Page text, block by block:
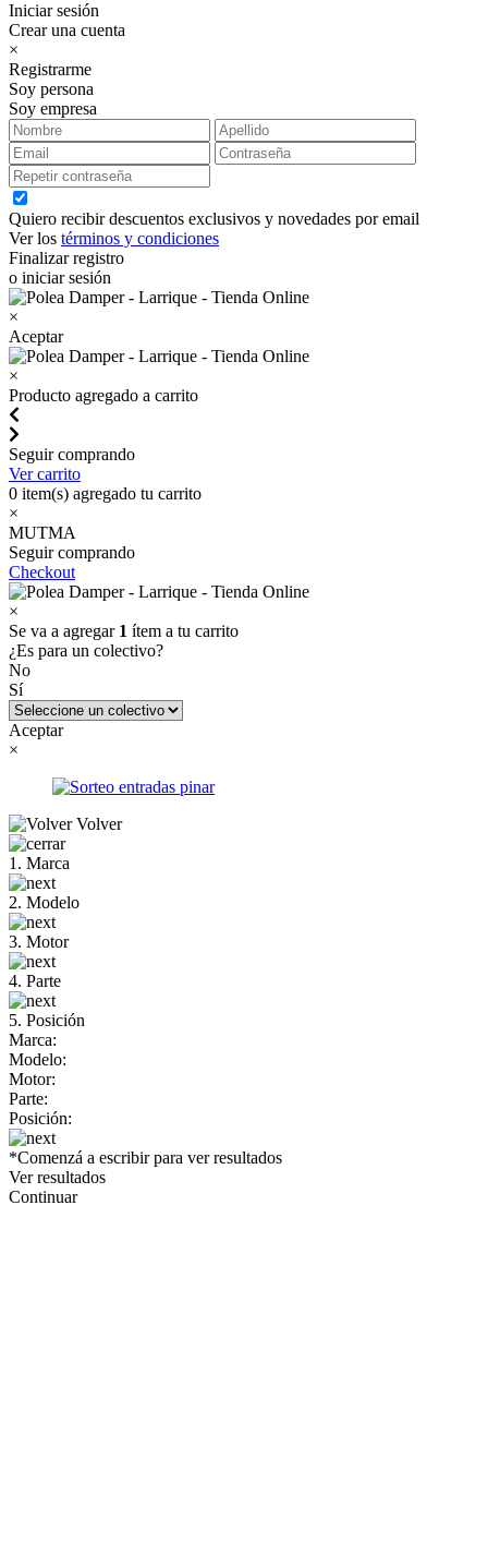
Iniciar sesión
Crear una cuenta
×
Registrarme
Soy persona
Soy empresa
Quiero recibir descuentos exclusivos y novedades por email
Ver los términos y condiciones
Finalizar registro
o iniciar sesión
×
Aceptar
×
Producto agregado a carrito
Seguir comprando
Ver carrito
0 item(s) agregado tu carrito
×
MUTMA
Seguir comprando
Checkout
×
Se va a agregar 1 ítem a tu carrito
¿Es para un colectivo?
No
Sí
Aceptar
×
Volver
1. Marca
2. Modelo
3. Motor
4. Parte
5. Posición
Marca:
Modelo:
Motor:
Parte:
Posición:
*Comenzá a escribir para ver resultados
Ver resultados
Continuar